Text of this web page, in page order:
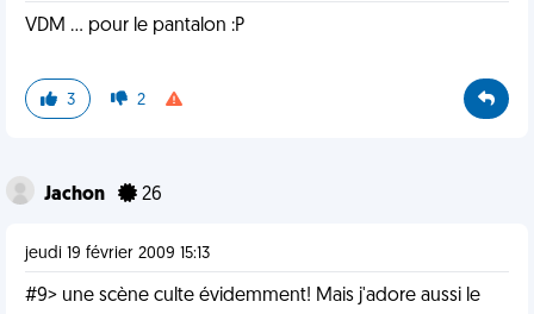
VDM ... pour le pantalon :P
3 2
Jachon 26
jeudi 19 février 2009 15:13
#9> une scène culte évidemment! Mais j'adore aussi le